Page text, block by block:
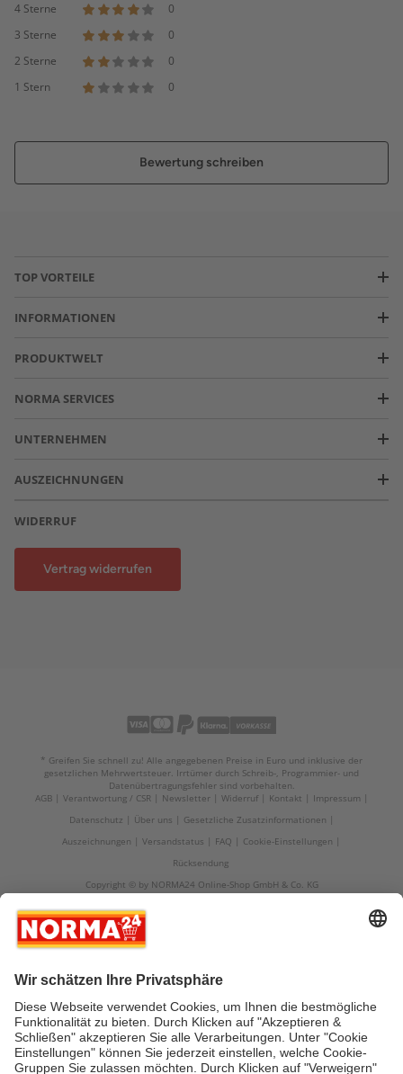
4 Sterne
0
3 Sterne
0
2 Sterne
0
1 Stern
0
Bewertung schreiben
TOP VORTEILE
INFORMATIONEN
PRODUKTWELT
NORMA SERVICES
UNTERNEHMEN
AUSZEICHNUNGEN
WIDERRUF
Vertrag widerrufen
* Greifen Sie schnell zu! Alle angegebenen Preise in Euro und inklusive der
gesetzlichen Mehrwertsteuer. Irrtümer durch Schreib-, Programmier- und
Datenübertragungsfehler sind vorbehalten.
AGB
Verantwortung / CSR Newsletter Widerruf Kontakt
Impressum
Datenschutz
Über uns
Gesetzliche Zusatzinformationen
Auszeichnungen
Versandstatus FAQ
Cookie-Einstellungen
Rücksendung
Copyright © by NORMA24 Online-Shop GmbH & Co. KG